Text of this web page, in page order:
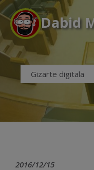
Dabid
Gizarte digitala
2016/12/15